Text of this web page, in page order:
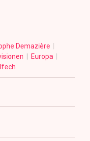
Demazière
Europa